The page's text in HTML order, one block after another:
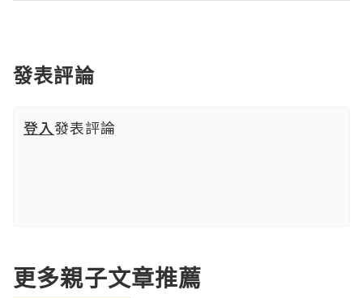
發表評論
登入發表評論
更多親子文章推薦